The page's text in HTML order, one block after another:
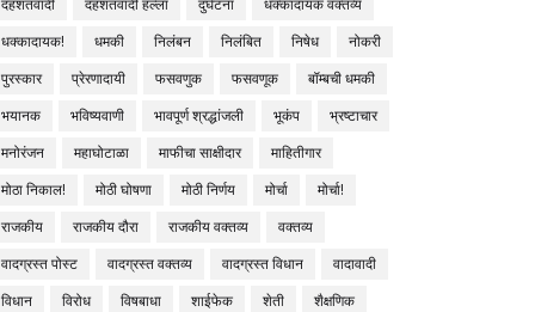
दहशतवादी
दहशतवादी हल्ला दुर्घटना
धक्कादायक वक्तव्य
धक्कादायक!
धमकी निलंबन निलंबित निषेध
नोकरी
पुरस्कार
प्रेरणादायी फसवणुक फसवणूक
बॉम्बची धमकी
भयानक
भविष्यवाणी भावपूर्ण श्रद्धांजली भूकंप
भ्रष्टाचार
मनोरंजन
महाघोटाळा माफीचा साक्षीदार
माहितीगार
मोठा निकाल!
मोठी घोषणा मोठी निर्णय मोर्चा
मोर्चा!
राजकीय
राजकीय दौरा राजकीय वक्तव्य
वक्तव्य
वादग्रस्त पोस्ट
वादग्रस्त वक्तव्य वादग्रस्त विधान
वादावादी
विधान
विरोध विषबाधा शाईफेक शेती शैक्षणिक